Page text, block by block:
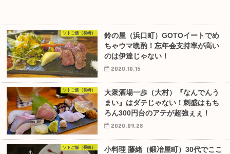
ソトご飯（長崎）
鈴の屋（浜口町）GOTOイートでめ
ちゃウマ晩酌！忘年会支持率が高い
のは伊達じゃない！
2020.10.15
ソトご飯（長崎）
大衆酒場一歩（大村）『なんでんう
まい』はダテじゃない！刺盛はもち
ろん300円台のアテが超強ぇぇ！
2020.09.28
ソトご飯（長崎）
小料理 藤緒（鍛冶屋町）30代でここ